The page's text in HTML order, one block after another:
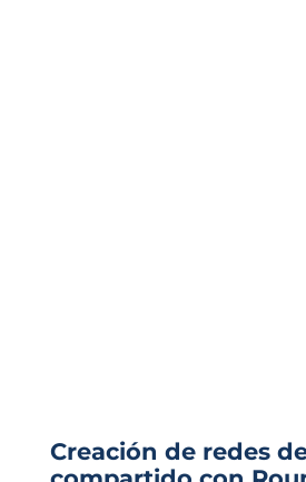
Creación de redes